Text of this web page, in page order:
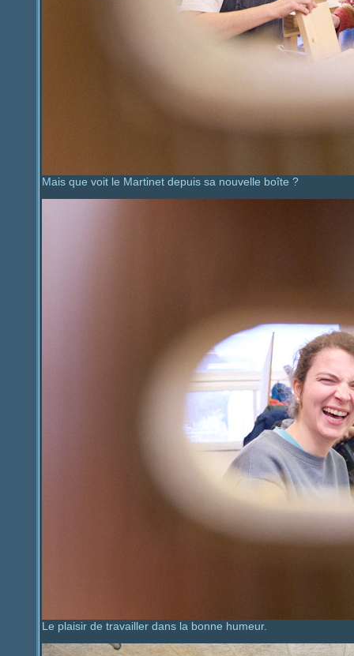
Mais que voit le Martinet depuis sa nouvelle boîte ?
Le plaisir de travailler dans la bonne humeur.